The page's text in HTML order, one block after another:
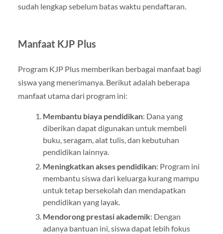
sudah lengkap sebelum batas waktu pendaftaran.
Manfaat KJP Plus
Program KJP Plus memberikan berbagai manfaat bagi
siswa yang menerimanya. Berikut adalah beberapa
manfaat utama dari program ini:
Membantu biaya pendidikan: Dana yang
diberikan dapat digunakan untuk membeli
buku, seragam, alat tulis, dan kebutuhan
pendidikan lainnya.
Meningkatkan akses pendidikan: Program ini
membantu siswa dari keluarga kurang mampu
untuk tetap bersekolah dan mendapatkan
pendidikan yang layak.
Mendorong prestasi akademik: Dengan
adanya bantuan ini, siswa dapat lebih fokus